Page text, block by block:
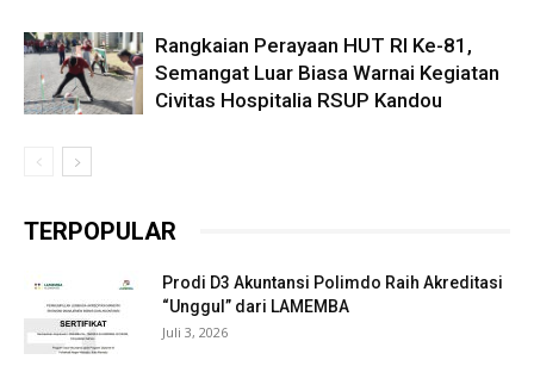
Rangkaian Perayaan HUT RI Ke-81,
Semangat Luar Biasa Warnai Kegiatan
Civitas Hospitalia RSUP Kandou
TERPOPULAR
Prodi D3 Akuntansi Polimdo Raih Akreditasi
“Unggul” dari LAMEMBA
Juli 3, 2026